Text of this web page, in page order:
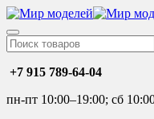
+7 915 789-64-04
пн-пт 10:00–19:00; сб